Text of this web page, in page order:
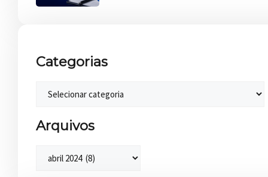
Categorias
Arquivos